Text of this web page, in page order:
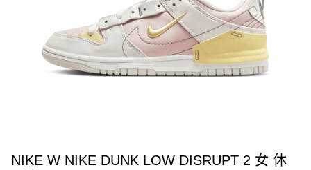
NIKE W NIKE DUNK LOW DISRUPT 2 女 休